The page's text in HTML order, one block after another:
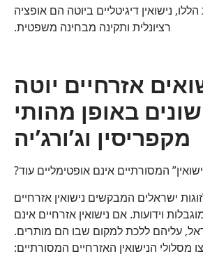
נישואין דיגיטליים ביוטה הם אופציה
רציונלית ותקינה מבחינה משפטית.
אזרחיים יוטה
באופן מהותי
מקפריסין וג’ורג’יה
המסורתיים אינם אופטימליים עוד?
ישראלים המבקשים נישואין אזרחיים
וידועות. אם נישואין אזרחיים אינם
עליהם ללכת למקום שבו הם מותרים.
מסלולי הנישואין האזרחיים המסורתיים: